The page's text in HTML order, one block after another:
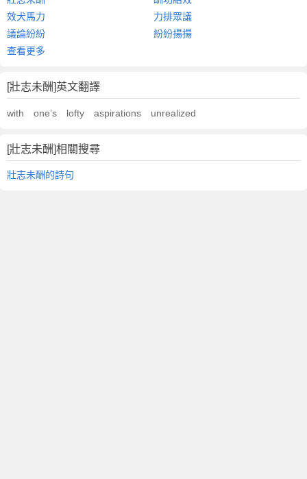
效犬馬力
力排眾議
議論紛紛
紛紛揚揚
查看更多
[壯志未酬]英文翻譯
with one’s lofty aspirations unrealized
[壯志未酬]相關搜尋
壯志未酬的詩句